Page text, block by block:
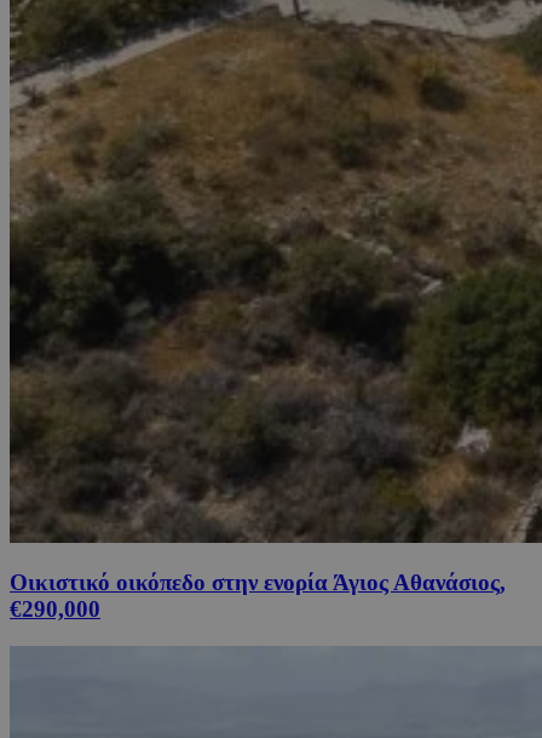
Οικιστικό οικόπεδο στην ενορία Άγιος Αθανάσιος,
€290,000